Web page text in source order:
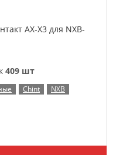
AX-X3 для NXB-
409 шт
Chint
NXB